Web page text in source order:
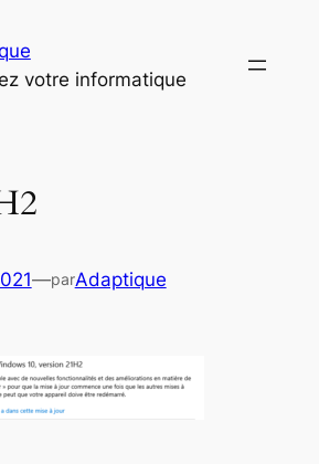
votre informatique
—parAdaptique